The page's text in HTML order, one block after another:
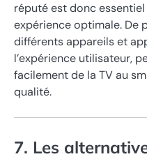
réputé est donc
expérience optimale. De
différents appareils et
l’expérience utilisateur,
facilement de la TV au
qualité.
7. Les